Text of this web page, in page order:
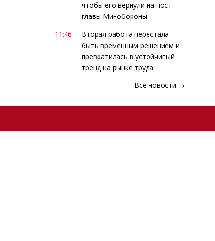
чтобы его вернули на пост
главы Минобороны
11:46
Вторая работа перестала
быть временным решением и
превратилась в устойчивый
тренд на рынке труда
Все новости →